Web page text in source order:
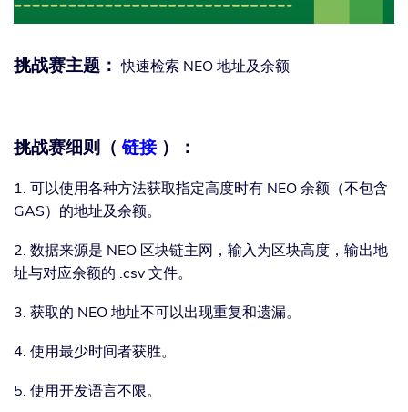
挑战赛主题： 快速检索 NEO 地址及余额
挑战赛细则（ 链接 ）：
​1. 可以使用各种方法获取指定高度时有 NEO 余额（不包含
GAS）的地址及余额。
2. 数据来源是 NEO 区块链主网，输入为区块高度，输出地
址与对应余额的 .csv 文件。
3. 获取的 NEO 地址不可以出现重复和遗漏。
4. 使用最少时间者获胜。
5. 使用开发语言不限。